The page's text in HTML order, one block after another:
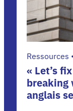
Ressources
« Let’s
breaking
anglais